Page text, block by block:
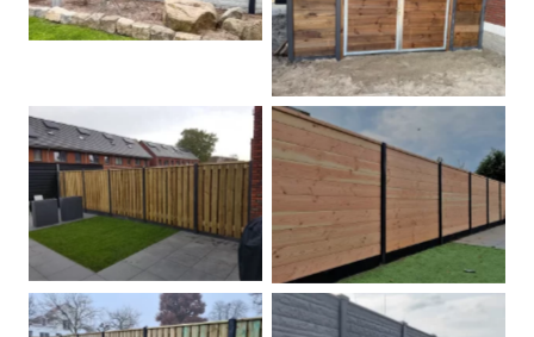
Dubbele poort
Betonpalen schutting Douglas